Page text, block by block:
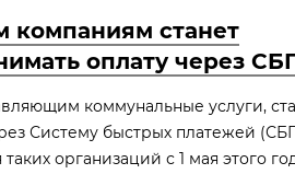
компаниям станет
оплату через
коммунальные услуги,
Систему быстрых платежей
организаций с 1 мая этого